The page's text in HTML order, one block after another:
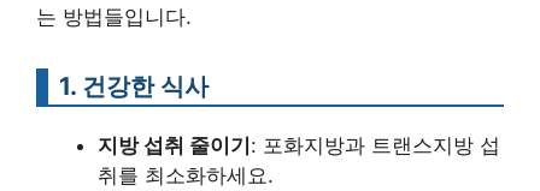
는 방법들입니다.
1. 건강한 식사
지방 섭취 줄이기 : 포화지방과 트랜스지방 섭
취를 최소화하세요.